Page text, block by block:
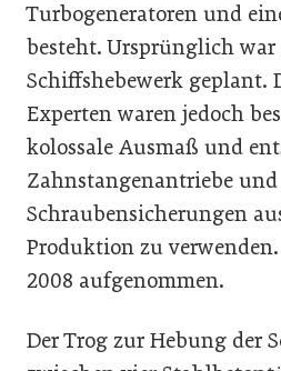
Turbogeneratoren und
besteht. Ursprünglich war
Schiffshebewerk geplant.
Experten waren jedoch
kolossale Ausmaß und
Zahnstangenantriebe und
Schraubensicherungen
Produktion zu
2008 aufgenommen.
Der Trog zur Hebung der